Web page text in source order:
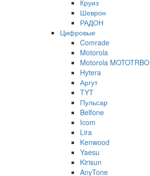
Круиз
Шеврон
РАДОН
Цифровые
Comrade
Motorola
Motorola MOTOTRBO
Hytera
Аргут
TYT
Пульсар
Belfone
Icom
Lira
Kenwood
Yaesu
Kirisun
AnyTone